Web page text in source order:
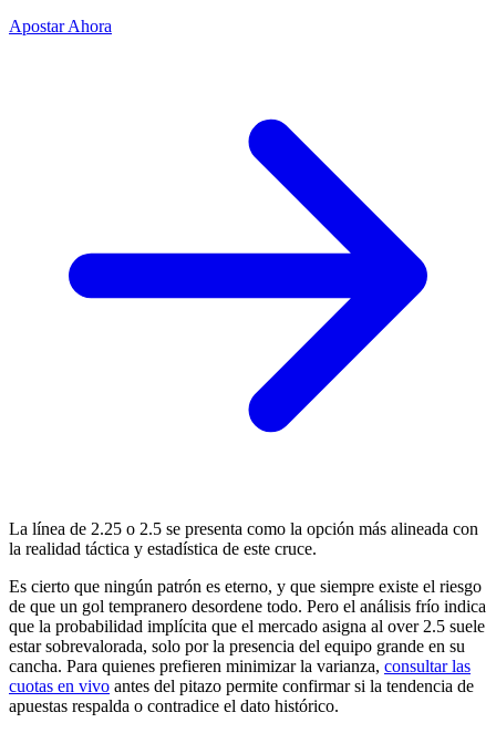
Apostar Ahora
La línea de 2.25 o 2.5 se presenta como la opción más alineada con
la realidad táctica y estadística de este cruce.
Es cierto que ningún patrón es eterno, y que siempre existe el riesgo
de que un gol tempranero desordene todo. Pero el análisis frío indica
que la probabilidad implícita que el mercado asigna al over 2.5 suele
estar sobrevalorada, solo por la presencia del equipo grande en su
cancha. Para quienes prefieren minimizar la varianza, consultar las
cuotas en vivo antes del pitazo permite confirmar si la tendencia de
apuestas respalda o contradice el dato histórico.